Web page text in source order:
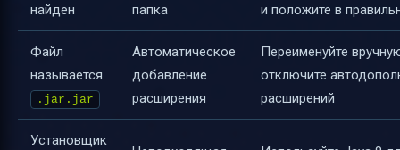
найден
папка
и положите в
Файл
называется
.jar.jar
Автоматическое
добавление
расширения
Переименуйте
отключите
расширений
Установщик